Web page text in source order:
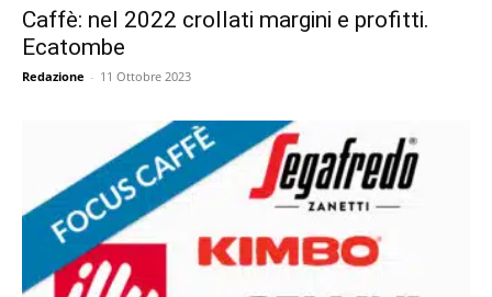
Caffè: nel 2022 crollati margini e profitti.
Ecatombe
Redazione - 11 Ottobre 2023